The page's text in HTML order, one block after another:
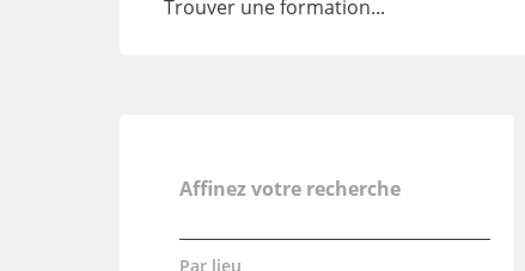
Affinez votre recherche
Par lieu